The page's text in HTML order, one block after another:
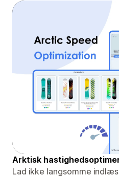
Arktisk
Lad ikke langsomme